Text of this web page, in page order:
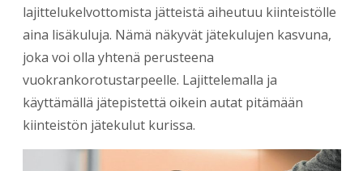
lajittelukelvottomista jätteistä aiheutuu kiinteistölle
aina lisäkuluja. Nämä näkyvät jätekulujen kasvuna,
joka voi olla yhtenä perusteena
vuokrankorotustarpeelle. Lajittelemalla ja
käyttämällä jätepistettä oikein autat pitämään
kiinteistön jätekulut kurissa.